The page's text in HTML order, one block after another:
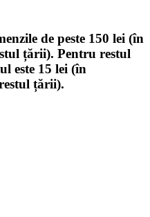
de peste 150 lei (în
țării). Pentru restul
este 15 lei (în
țării).